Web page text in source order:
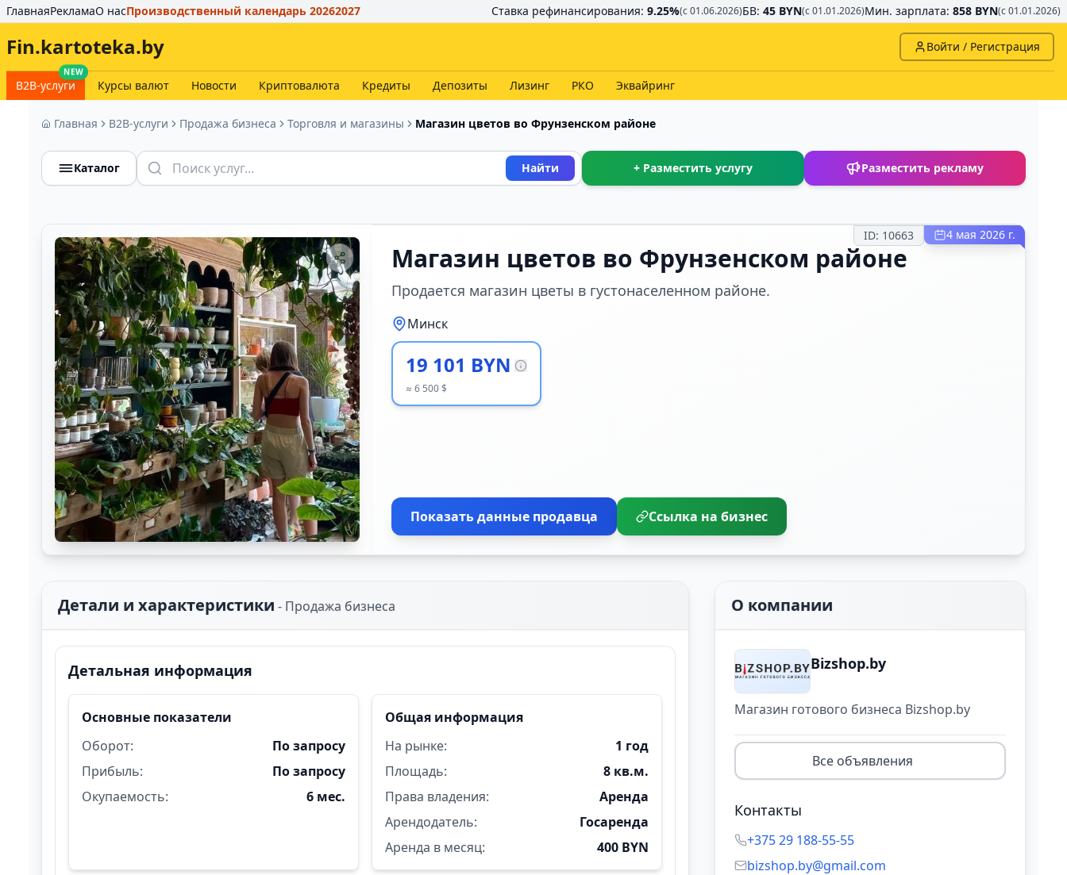
ГлавнаяРекламаО насПроизводственный календарь 20262027 Ставка рефинансирования: 9.25%(с 01.06.2026)БВ: 45 BYN(с 01.01.2026)Мин. зарплата: 858 BYN(с 01.01.2026)
Fin.kartoteka.by Войти / Регистрация
NEW
B2B-услуги Курсы валют Новости Криптовалюта Кредиты Депозиты Лизинг РКО Эквайринг
Главная B2B-услуги Продажа бизнеса Торговля и магазины Магазин цветов во Фрунзенском районе
Каталог Найти + Разместить услугу Разместить рекламу
ID: 10663 4 мая 2026 г.
Магазин цветов во Фрунзенском районе
Продается магазин цветы в густонаселенном районе.
Минск
19 101 BYN
≈ 6 500 $
Показать данные продавца Ссылка на бизнес
Детали и характеристики - Продажа бизнеса
Детальная информация
Основные показатели
Оборот:
По запросу
Прибыль:
По запросу
Окупаемость:
6 мес.
Общая информация
На рынке:
1 год
Площадь:
8 кв.м.
Права владения:
Аренда
Арендодатель:
Госаренда
Аренда в месяц:
400 BYN
О компании
Bizshop.by
Магазин готового бизнеса Bizshop.by
Все объявления
Контакты
+375 29 188-55-55
bizshop.by@gmail.com